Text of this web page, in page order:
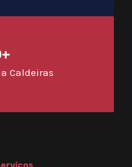
Caldeiras